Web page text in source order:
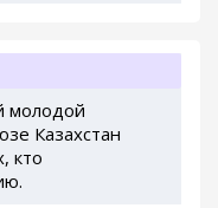
молодой
Казахстан
кто